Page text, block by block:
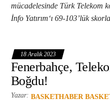
mücadelesinde Türk Telekom
İnfo Yatırım‘ı 69-103’lük
18 Aralık 2023
Fenerbahçe,
Boğdu!
Yazar: BASKETHABER